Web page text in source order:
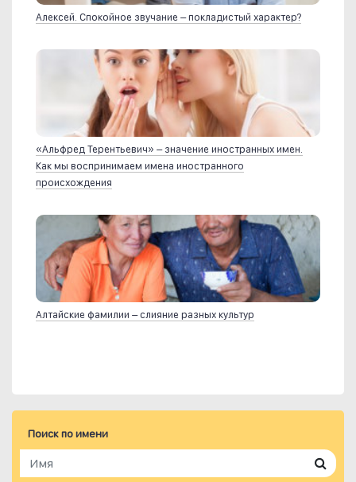
Алексей. Спокойное звучание – покладистый характер?
«Альфред Терентьевич» – значение иностранных имен.
Как мы воспринимаем имена иностранного
происхождения
Алтайские фамилии – слияние разных культур
Поиск по имени